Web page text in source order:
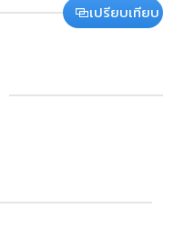
เปรียบเทียบ